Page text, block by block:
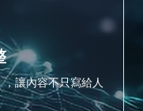
讓內容不只寫給人